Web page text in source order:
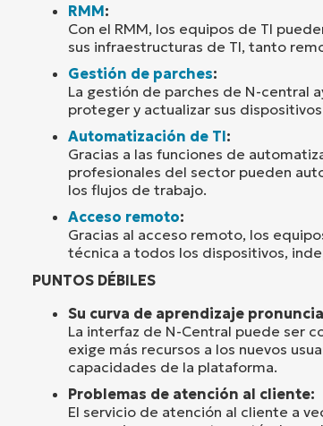
RMM:
Con el RMM, los equipos de TI
sus infraestructuras de TI, tanto
Gestión de parches:
La gestión de parches de N-central
proteger y actualizar sus
Automatización de TI:
Gracias a las funciones de
profesionales del sector pueden
los flujos de trabajo.
Acceso remoto:
Gracias al acceso remoto, los
técnica a todos los dispositivos,
PUNTOS DÉBILES
Su curva de aprendizaje
La interfaz de N-Central puede ser
exige más recursos a los nuevos
capacidades de la plataforma.
Problemas de atención al cliente:
El servicio de atención al cliente a